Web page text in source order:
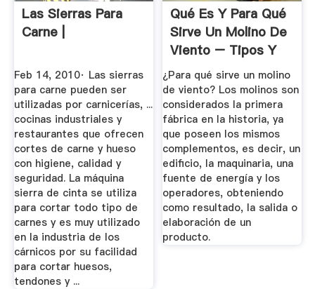
Las Sierras Para
Carne |
Feb 14, 2010· Las sierras
para carne pueden ser
utilizadas por carnicerías, ...
cocinas industriales y
restaurantes que ofrecen
cortes de carne y hueso
con higiene, calidad y
seguridad. La máquina
sierra de cinta se utiliza
para cortar todo tipo de
carnes y es muy utilizado
en la industria de los
cárnicos por su facilidad
para cortar huesos,
tendones y ...
Qué Es Y Para Qué
Sirve Un Molino De
Viento – Tipos Y
Cómo ...
¿Para qué sirve un molino
de viento? Los molinos son
considerados la primera
fábrica en la historia, ya
que poseen los mismos
complementos, es decir, un
edificio, la maquinaria, una
fuente de energía y los
operadores, obteniendo
como resultado, la salida o
elaboración de un
producto.